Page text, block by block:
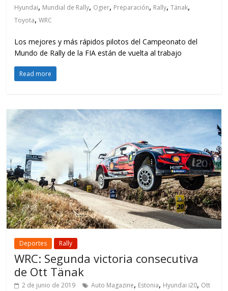
Hyundai, Mundial de Rally, Ogier, Preparación, Rally,Tänak,
Toyota,WRC
Los mejores y más rápidos pilotos del Campeonato del
Mundo de Rally de la FIA están de vuelta al trabajo
Read more
Deportes Rally
WRC: Segunda victoria consecutiva
de Ott Tänak
2 de junio de 2019 Auto Magazine, Estonia, Hyundai i20, Ott